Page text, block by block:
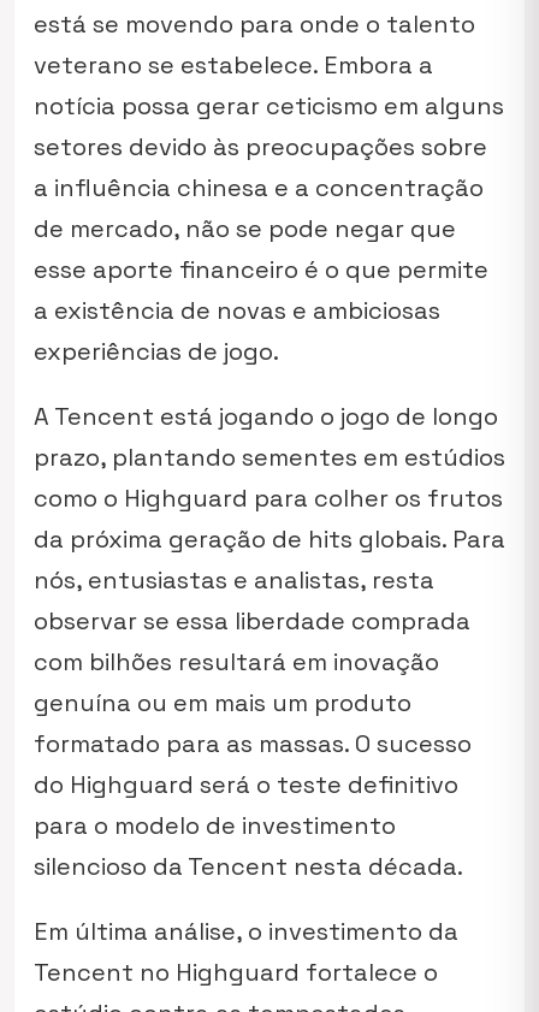
está se movendo para onde o talento
veterano se estabelece. Embora a
notícia possa gerar ceticismo em alguns
setores devido às preocupações sobre
a influência chinesa e a concentração
de mercado, não se pode negar que
esse aporte financeiro é o que permite
a existência de novas e ambiciosas
experiências de jogo.
A Tencent está jogando o jogo de longo
prazo, plantando sementes em estúdios
como o Highguard para colher os frutos
da próxima geração de hits globais. Para
nós, entusiastas e analistas, resta
observar se essa liberdade comprada
com bilhões resultará em inovação
genuína ou em mais um produto
formatado para as massas. O sucesso
do Highguard será o teste definitivo
para o modelo de investimento
silencioso da Tencent nesta década.
Em última análise, o investimento da
Tencent no Highguard fortalece o